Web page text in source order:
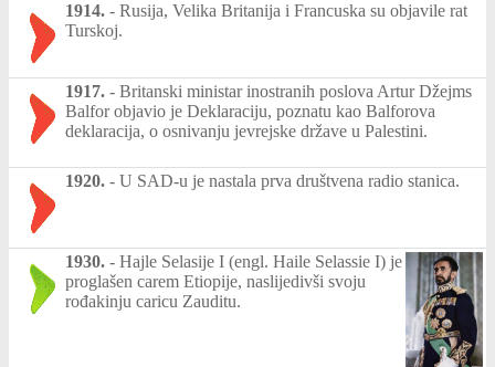
1914. - Rusija, Velika Britanija i Francuska su objavile rat
Turskoj.
1917. - Britanski ministar inostranih poslova Artur Džejms
Balfor objavio je Deklaraciju, poznatu kao Balforova
deklaracija, o osnivanju jevrejske države u Palestini.
1920. - U SAD-u je nastala prva društvena radio stanica.
1930. - Hajle Selasije I (engl. Haile Selassie I) je
proglašen carem Etiopije, naslijedivši svoju
rođakinju caricu Zauditu.